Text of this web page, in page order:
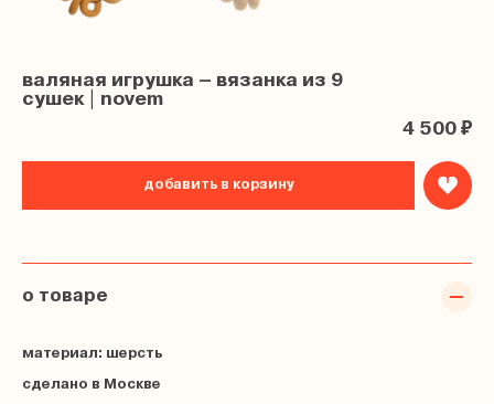
валяная игрушка – вязанка из 9
сушек | novem
4 500 ₽
добавить в корзину
о товаре
материал: шерсть
сделано в Москве